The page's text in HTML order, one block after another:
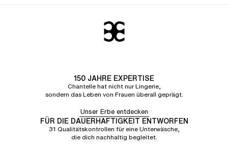
150 JAHRE EXPERTISE
Chantelle hat nicht nur Lingerie,
sondern das Leben von Frauen überall geprägt.
Unser Erbe entdecken
FÜR DIE DAUERHAFTIGKEIT ENTWORFEN
31 Qualitätskontrollen für eine Unterwäsche,
die dich nachhaltig begleitet.